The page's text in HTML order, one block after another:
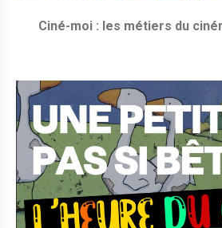
Ciné-moi : les métiers du